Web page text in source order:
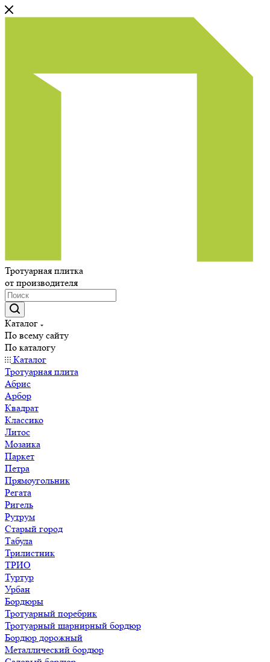
Тротуарная плитка
от производителя
Каталог
По всему сайту
По каталогу
Каталог
Тротуарная плита
Абрис
Арбор
Квадрат
Классико
Литос
Мозаика
Паркет
Петра
Прямоугольник
Регата
Ригель
Рутрум
Старый город
Табула
Трилистник
ТРИО
Туртур
Урбан
Бордюры
Тротуарный поребрик
Тротуарный шарнирный бордюр
Бордюр дорожный
Металлический бордюр